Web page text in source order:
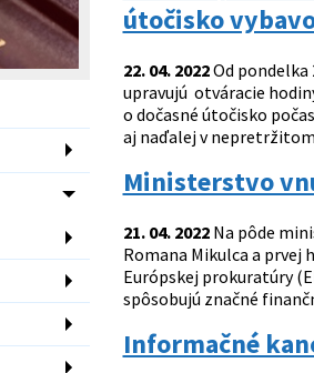
útočisko
22. 04. 2022Od pondelka
upravujú otváracie
o dočasné útočisko
aj naďalej v nepretržitom
Ministerstvo
21. 04. 2022Na pôde
Romana Mikulca a prvej
Európskej prokuratúry
spôsobujú značné
Informačné